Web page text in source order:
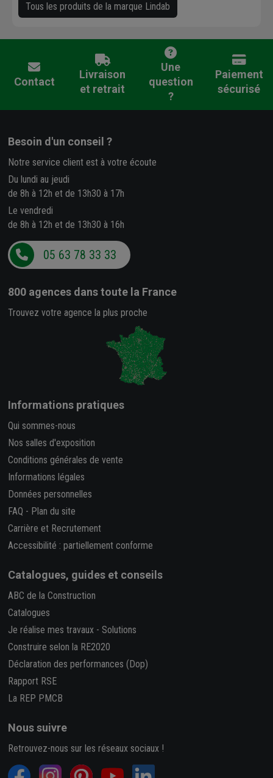
Tous les produits de la marque Lindab
Contact
Livraison
et retrait
Une
question
?
Paiement
sécurisé
Besoin d'un conseil ?
Notre service client est à votre écoute
Du lundi au jeudi
de 8h à 12h et de 13h30 à 17h
Le vendredi
de 8h à 12h et de 13h30 à 16h
05 63 78 33 33
800 agences dans toute la France
Trouvez votre agence la plus proche
Informations pratiques
Qui sommes-nous
Nos salles d'exposition
Conditions générales de vente
Informations légales
Données personnelles
FAQ - Plan du site
Carrière et Recrutement
Accessibilité : partiellement conforme
Catalogues, guides et conseils
ABC de la Construction
Catalogues
Je réalise mes travaux - Solutions
Construire selon la RE2020
Déclaration des performances (Dop)
Rapport RSE
La REP PMCB
Nous suivre
Retrouvez-nous sur les réseaux sociaux !